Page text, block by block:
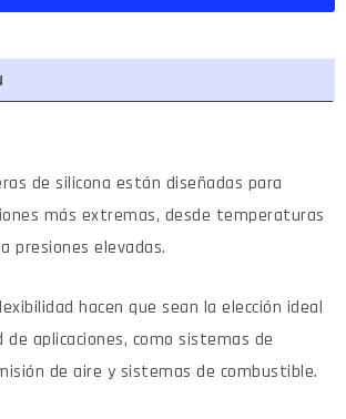
de silicona están diseñadas para
más extremas, desde temperaturas
presiones elevadas.
hacen que sean la elección ideal
de aplicaciones, como sistemas de
de aire y sistemas de combustible.